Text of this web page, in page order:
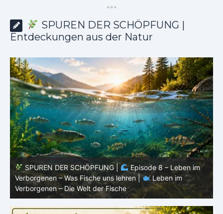
***
SPUREN DER SCHÖPFUNG |
Entdeckungen aus der Natur
SPUREN DER SCHÖPFUNG |
Episode 8 – Leben im
Verborgenen – Was Fische uns lehren |
Leben im
Verborgenen – Die Welt der Fische